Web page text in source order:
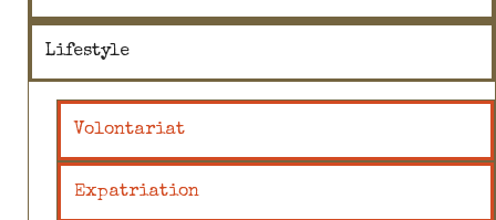
Lifestyle
Volontariat
Expatriation